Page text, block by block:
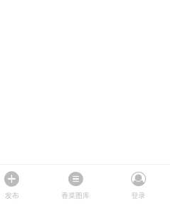
发布 香菜图库 登录